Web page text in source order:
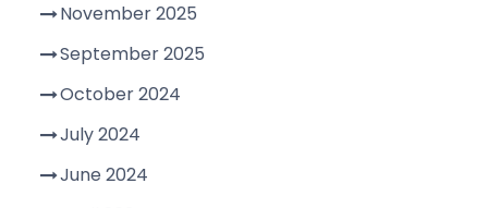
November 2025
September 2025
October 2024
July 2024
June 2024